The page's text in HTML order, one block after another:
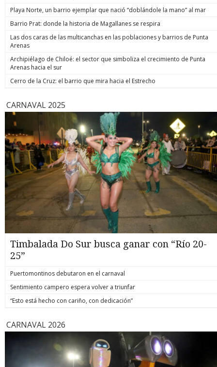
de estos
hoy está
todos los
anunció
Playa Norte, un barrio ejemplar que nació “doblándole la mano” al mar
Barrio Prat: donde la historia de Magallanes se respira
Las dos caras de las multicanchas en las poblaciones y barrios de Punta
Arenas
Archipiélago de Chiloé: el sector que simboliza el crecimiento de Punta
Arenas hacia el sur
Cerro de la Cruz: el barrio que mira hacia el Estrecho
CARNAVAL 2025
Timbalada Do Sur busca ganar con “Río 20-
25”
Puertomontinos debutaron en el carnaval
Sentimiento campero espera volver a triunfar
“Esto está hecho con cariño, con dedicación”
CARNAVAL 2026